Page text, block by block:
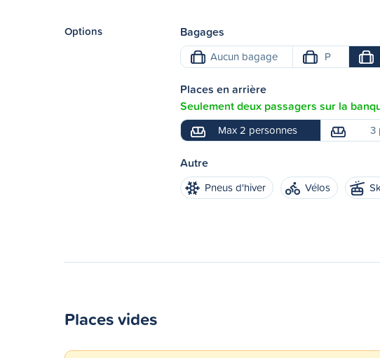
Options Bagages
Aucun bagage P
Places en arrière
Seulement deux passagers sur la
Max 2 personnes 3
Autre
Pneus d'hiver Vélos
Places vides